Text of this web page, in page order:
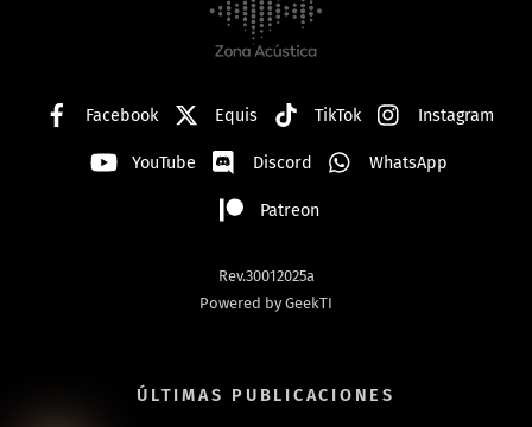
Top
Facebook Equis TikTok Instagram
YouTube Discord WhatsApp
Patreon
Rev.30012025a
Powered by GeekTI
ÚLTIMAS PUBLICACIONES